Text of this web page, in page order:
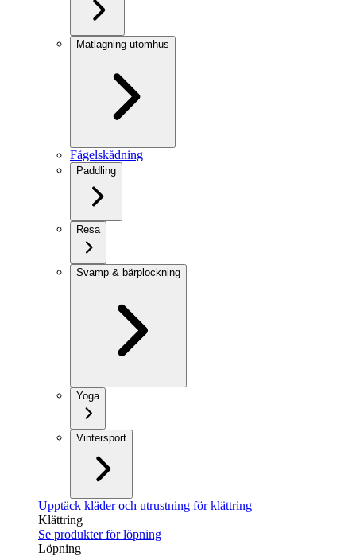
Matlagning utomhus
Fågelskådning
Paddling
Resa
Svamp & bärplockning
Yoga
Vintersport
Upptäck kläder och utrustning för klättring
Klättring
Se produkter för löpning
Löpning